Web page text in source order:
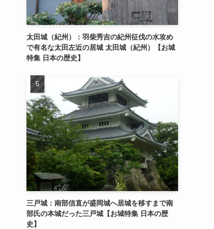
太田城（紀州）：羽柴秀吉の紀州征伐の水攻め
で有名な太田左近の居城 太田城（紀州）【お城
特集 日本の歴史】
三戸城：南部信直が盛岡城へ居城を移すまで南
部氏の本城だった三戸城【お城特集 日本の歴
史】